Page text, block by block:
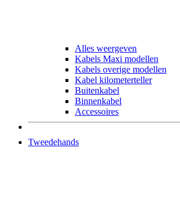
Alles weergeven
Kabels Maxi modellen
Kabels overige modellen
Kabel kilometerteller
Buitenkabel
Binnenkabel
Accessoires
Tweedehands